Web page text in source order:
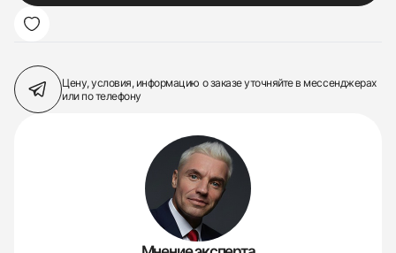
Цену, условия, информацию о заказеуточняйте в мессенджерах
или по телефону